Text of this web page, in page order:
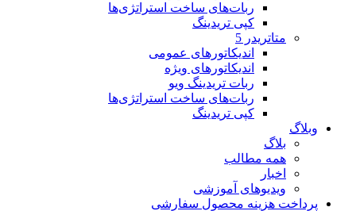
ربات‌های ساخت استراتژی‌ها
کپی تریدینگ
متاتريدر 5
اندیکاتورهای عمومی
اندیکاتورهای ویژه
ربات تریدینگ ویو
ربات‌های ساخت استراتژی‌ها
کپی تریدینگ
وبلاگ
بلاگ
همه مطالب
اخبار
ویدیوهای آموزشی
پرداخت هزینه محصول سفارشی